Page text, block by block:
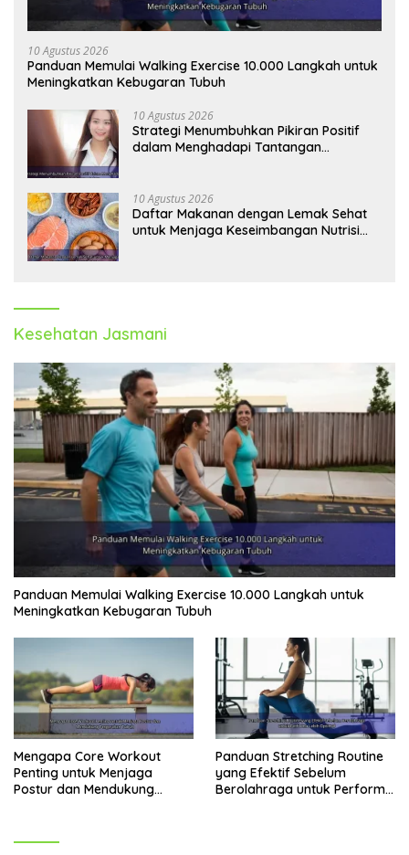
10 Agustus 2026
Panduan Memulai Walking Exercise 10.000 Langkah untuk
Meningkatkan Kebugaran Tubuh
10 Agustus 2026
Strategi Menumbuhkan Pikiran Positif
dalam Menghadapi Tantangan
10 Agustus 2026
Daftar Makanan dengan Lemak Sehat
untuk Menjaga Keseimbangan Nutrisi
Kesehatan Jasmani
Panduan Memulai Walking Exercise 10.000 Langkah untuk
Meningkatkan Kebugaran Tubuh
Mengapa Core Workout
Penting untuk Menjaga
Postur dan Mendukung
Panduan Stretching Routine
yang Efektif Sebelum
Berolahraga untuk Performa